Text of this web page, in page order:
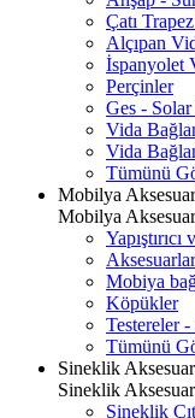
Çatı
Alçıpan
İspanyolet
Perçinler
Ges - Solar
Vida
Vida
Tümünü
Mobilya
Mobilya
Aksesuarlar
Mobiya
Köpükler
Testereler
Tümünü
Sineklik
Sineklik
Sineklik